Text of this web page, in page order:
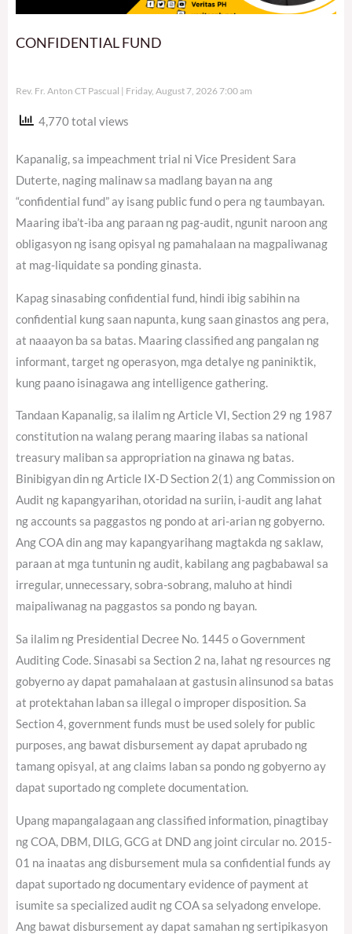
CONFIDENTIAL FUND
Rev. Fr. Anton CT Pascual Friday, August 7, 2026 7:00 am
4,770 total views
Kapanalig, sa impeachment trial ni Vice President Sara
Duterte, naging malinaw sa madlang bayan na ang
“confidential fund” ay isang public fund o pera ng taumbayan.
Maaring iba’t-iba ang paraan ng pag-audit, ngunit naroon ang
obligasyon ng isang opisyal ng pamahalaan na magpaliwanag
at mag-liquidate sa ponding ginasta.
Kapag sinasabing confidential fund, hindi ibig sabihin na
confidential kung saan napunta, kung saan ginastos ang pera,
at naaayon ba sa batas. Maaring classified ang pangalan ng
informant, target ng operasyon, mga detalye ng paniniktik,
kung paano isinagawa ang intelligence gathering.
Tandaan Kapanalig, sa ilalim ng Article VI, Section 29 ng 1987
constitution na walang perang maaring ilabas sa national
treasury maliban sa appropriation na ginawa ng batas.
Binibigyan din ng Article IX-D Section 2(1) ang Commission on
Audit ng kapangyarihan, otoridad na suriin, i-audit ang lahat
ng accounts sa paggastos ng pondo at ari-arian ng gobyerno.
Ang COA din ang may kapangyarihang magtakda ng saklaw,
paraan at mga tuntunin ng audit, kabilang ang pagbabawal sa
irregular, unnecessary, sobra-sobrang, maluho at hindi
maipaliwanag na paggastos sa pondo ng bayan.
Sa ilalim ng Presidential Decree No. 1445 o Government
Auditing Code. Sinasabi sa Section 2 na, lahat ng resources ng
gobyerno ay dapat pamahalaan at gastusin alinsunod sa batas
at protektahan laban sa illegal o improper disposition. Sa
Section 4, government funds must be used solely for public
purposes, ang bawat disbursement ay dapat aprubado ng
tamang opisyal, at ang claims laban sa pondo ng gobyerno ay
dapat suportado ng complete documentation.
Upang mapangalagaan ang classified information, pinagtibay
ng COA, DBM, DILG, GCG at DND ang joint circular no. 2015-
01 na inaatas ang disbursement mula sa confidential funds ay
dapat suportado ng documentary evidence of payment at
isumite sa specialized audit ng COA sa selyadong envelope.
Ang bawat disbursement ay dapat samahan ng sertipikasyon